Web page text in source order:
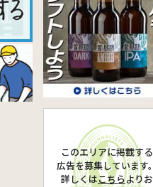
このエリアに掲載する
広告を募集しています。
詳しくは こちらより お